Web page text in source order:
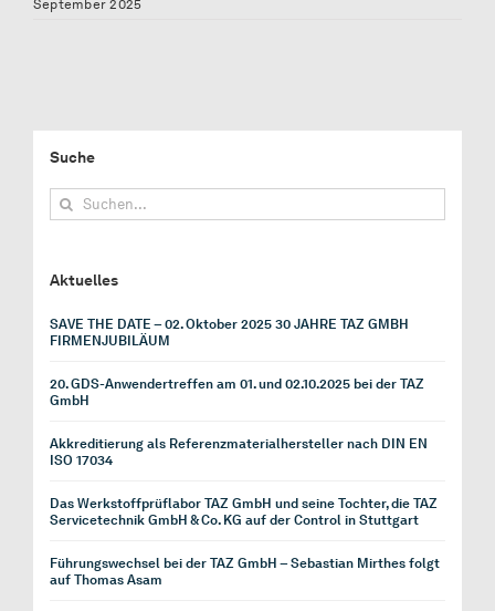
September 2025
Suche
Suche
nach:
Aktuelles
SAVE THE DATE – 02. Oktober 2025 30 JAHRE TAZ GMBH
FIRMENJUBILÄUM
20. GDS-Anwendertreffen am 01. und 02.10.2025 bei der TAZ
GmbH
Akkreditierung als Referenzmaterialhersteller nach DIN EN
ISO 17034
Das Werkstoffprüflabor TAZ GmbH und seine Tochter, die TAZ
Servicetechnik GmbH & Co. KG auf der Control in Stuttgart
Führungswechsel bei der TAZ GmbH – Sebastian Mirthes folgt
auf Thomas Asam